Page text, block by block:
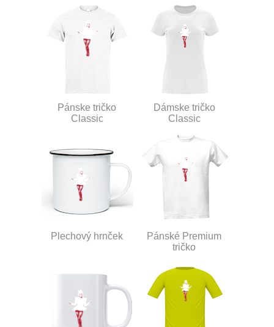
Pánske tričko
Classic
Dámske tričko
Classic
Plechový hrnček
Pánské Premium
tričko